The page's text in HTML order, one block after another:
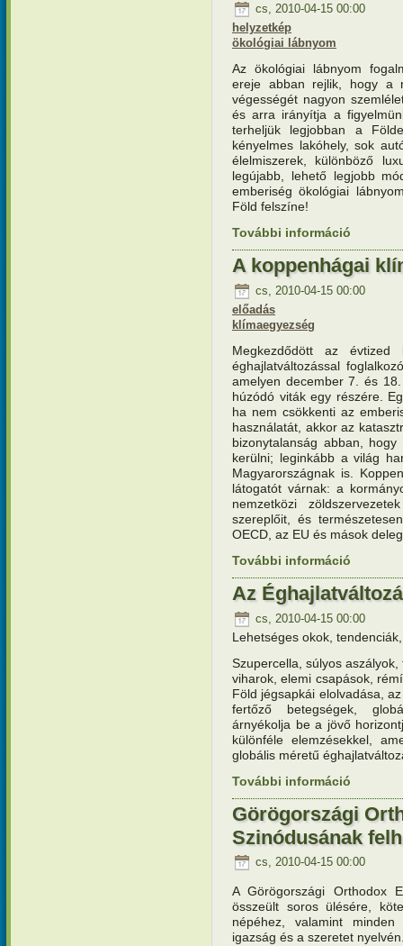
cs, 2010-04-15 00:00
helyzetkép
ökológiai lábnyom
Az ökológiai lábnyom
ereje abban rejlik, hogy a
végességét nagyon
és arra irányítja a
terheljük legjobban a
kényelmes lakóhely, sok
élelmiszerek, különböző
legújabb, lehető legjobb
emberiség ökológiai
Föld felszíne!
További információ
A koppenhágai
cs, 2010-04-15 00:00
előadás
klímaegyezség
Megkezdődött az évtized
éghajlatváltozással
amelyen december 7. és
húzódó viták egy részére.
ha nem csökkenti az
használatát, akkor az
bizonytalanság abban,
kerülni; leginkább a világ
Magyarországnak is.
látogatót várnak: a
nemzetközi
szereplőit, és
OECD, az EU és mások
További információ
Az
cs, 2010-04-15 00:00
Lehetséges okok,
Szupercella, súlyos
viharok, elemi csapások,
Föld jégsapkái elolvadása,
fertőző betegségek,
árnyékolja be a jövő
különféle elemzésekkel,
globális méretű
További információ
Görögországi
Szinódusának
cs, 2010-04-15 00:00
A Görögországi Orthodox
összeült soros ülésére,
népéhez, valamint
igazság és a szeretet